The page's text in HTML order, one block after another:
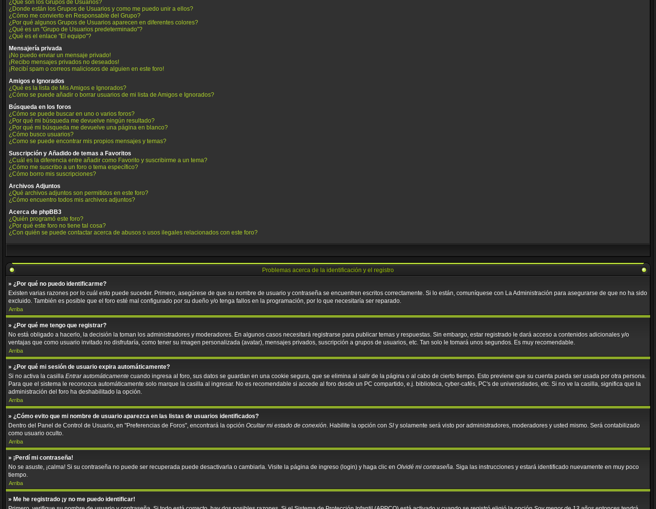
¿Qué son los Grupos de Usuarios?
¿Donde están los Grupos de Usuarios y como me puedo unir a ellos?
¿Cómo me convierto en Responsable del Grupo?
¿Por qué algunos Grupos de Usuarios aparecen en diferentes colores?
¿Qué es un "Grupo de Usuarios predeterminado"?
¿Qué es el enlace "El equipo"?
Mensajería privada
¡No puedo enviar un mensaje privado!
¡Recibo mensajes privados no deseados!
¡Recibí spam o correos maliciosos de alguien en este foro!
Amigos e Ignorados
¿Qué es la lista de Mis Amigos e Ignorados?
¿Cómo se puede añadir o borrar usuarios de mi lista de Amigos e Ignorados?
Búsqueda en los foros
¿Cómo se puede buscar en uno o varios foros?
¿Por qué mi búsqueda me devuelve ningún resultado?
¿Por qué mi búsqueda me devuelve una página en blanco?
¿Cómo busco usuarios?
¿Como se puede encontrar mis propios mensajes y temas?
Suscripción y Añadido de temas a Favoritos
¿Cuál es la diferencia entre añadir como Favorito y suscribirme a un tema?
¿Cómo me suscribo a un foro o tema específico?
¿Cómo borro mis suscripciones?
Archivos Adjuntos
¿Qué archivos adjuntos son permitidos en este foro?
¿Cómo encuentro todos mis archivos adjuntos?
Acerca de phpBB3
¿Quién programó este foro?
¿Por qué este foro no tiene tal cosa?
¿Con quién se puede contactar acerca de abusos o usos ilegales relacionados con este foro?
Problemas acerca de la identificación y el registro
» ¿Por qué no puedo identificarme?
Existen varias razones por lo cuál esto puede suceder. Primero, asegúrese de que su nombre de usuario y contraseña se encuentren escritos correctamente. Si lo están, comuníquese con La Administración para asegurarse de que no ha sido
excluido. También es posible que el foro esté mal configurado por su dueño y/o tenga fallos en la programación, por lo que necesitaría ser reparado.
Arriba
» ¿Por qué me tengo que registrar?
No está obligado a hacerlo, la decisión la toman los administradores y moderadores. En algunos casos necesitará registrarse para publicar temas y respuestas. Sin embargo, estar registrado le dará acceso a contenidos adicionales y/o
ventajas que como usuario invitado no disfrutaría, como tener su imagen personalizada (avatar), mensajes privados, suscripción a grupos de usuarios, etc. Tan solo le tomará unos segundos. Es muy recomendable.
Arriba
» ¿Por qué mi sesión de usuario expira automáticamente?
Si no activa la casilla Entrar automáticamente cuando ingresa al foro, sus datos se guardan en una cookie segura, que se elimina al salir de la página o al cabo de cierto tiempo. Esto previene que su cuenta pueda ser usada por otra persona.
Para que el sistema le reconozca automáticamente solo marque la casilla al ingresar. No es recomendable si accede al foro desde un PC compartido, e.j. biblioteca, cyber-cafés, PC's de universidades, etc. Si no ve la casilla, significa que la
administración del foro ha deshabilitado la opción.
Arriba
» ¿Cómo evito que mi nombre de usuario aparezca en las listas de usuarios identificados?
Dentro del Panel de Control de Usuario, en "Preferencias de Foros", encontrará la opción Ocultar mi estado de conexión. Habilite la opción con SI y solamente será visto por administradores, moderadores y usted mismo. Será contabilizado
como usuario oculto.
Arriba
» ¡Perdí mi contraseña!
No se asuste, ¡calma! Si su contraseña no puede ser recuperada puede desactivarla o cambiarla. Visite la página de ingreso (login) y haga clic en Olvidé mi contraseña. Siga las instrucciones y estará identificado nuevamente en muy poco
tiempo.
Arriba
» Me he registrado ¡y no me puedo identificar!